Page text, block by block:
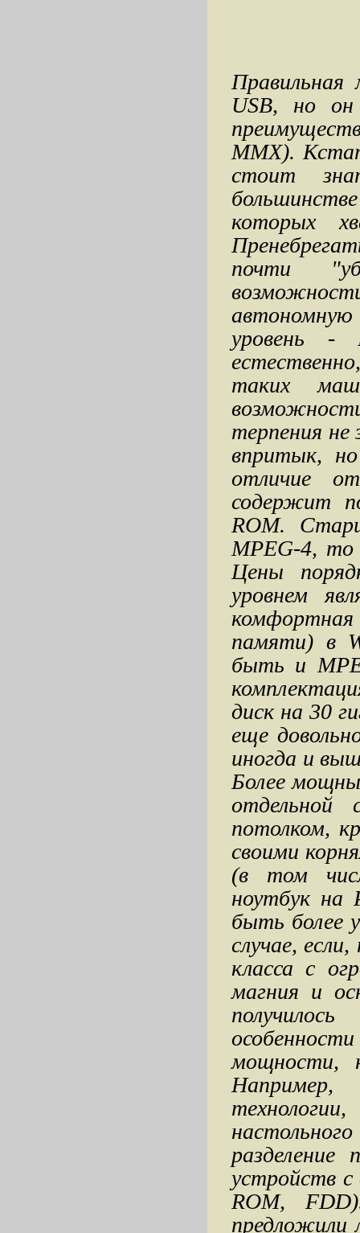
USB, но он
ММХ).
стоит
которых
почти
уровень -
таких
терпения
впритык,
отличие
содержит
ROM.
MPEG-4, то
Цены
уровнем
комфортная
памяти) в
быть и
диск на 30
еще
иногда и
Более
отдельной
потолком,
своими
(в том
ноутбук
быть более
случае,
класса с
магния и
мощности,
Например,
устройств
ROM,